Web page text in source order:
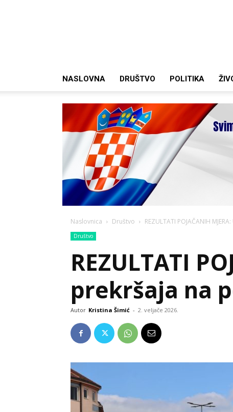
NASLOVNA DRUŠTVO POLITIKA
Naslovnica Društvo REZULTATI POJAČANIH
Društvo
REZULTATI
prekršaja na
Autor Kristina Šimić - 2. veljače 2026.